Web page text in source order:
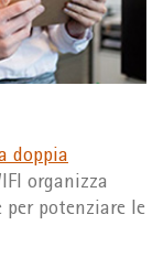
doppia
organizza
potenziare le